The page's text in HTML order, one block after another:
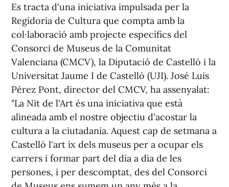
Es tracta d'una iniciativa impulsada per la
Regidoria de Cultura que compta amb la
col·laboració amb projecte específics del
Consorci de Museus de la Comunitat
Valenciana (CMCV), la Diputació de Castelló i la
Universitat Jaume I de Castelló (UJI). José Luis
Pérez Pont, director del CMCV, ha assenyalat:
"La Nit de l'Art és una iniciativa que està
alineada amb el nostre objectiu d'acostar la
cultura a la ciutadania. Aquest cap de setmana a
Castelló l'art ix dels museus per a ocupar els
carrers i formar part del dia a dia de les
persones, i per descomptat, des del Consorci